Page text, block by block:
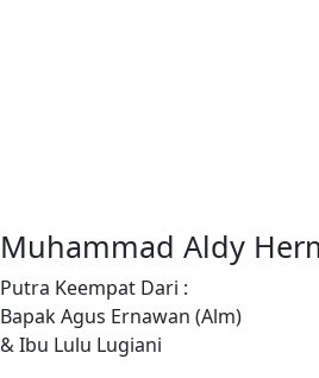
Muhammad Aldy
Putra Keempat Dari :
Bapak Agus Ernawan (Alm)
& Ibu Lulu Lugiani